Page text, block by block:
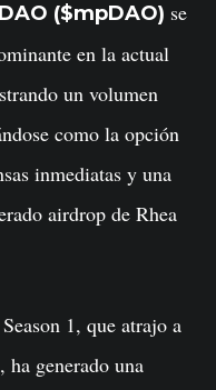
($mpDAO) se
en la actual
un volumen
como la opción
inmediatas y una
airdrop de Rhea
1, que atrajo a
ha generado una